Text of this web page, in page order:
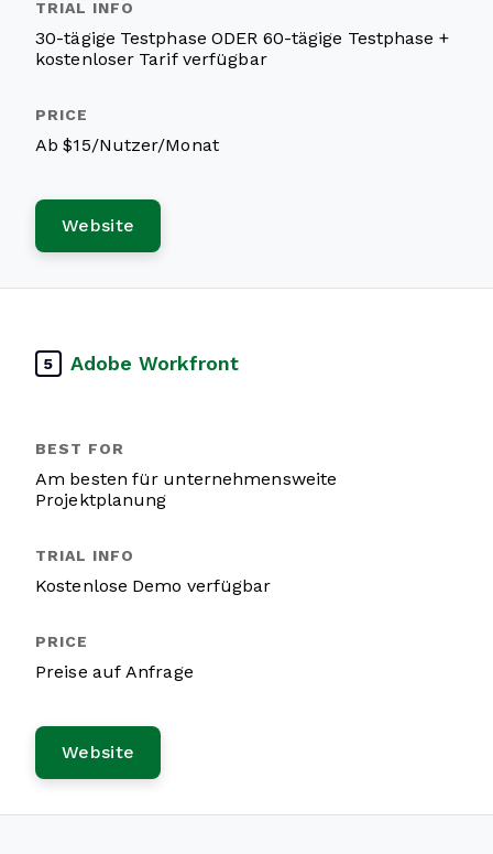
30-tägige Testphase ODER 60-tägige Testphase +
kostenloser Tarif verfügbar
Ab $15/Nutzer/Monat
Website
5 Adobe Workfront
Am besten für unternehmensweite
Projektplanung
Kostenlose Demo verfügbar
Preise auf Anfrage
Website